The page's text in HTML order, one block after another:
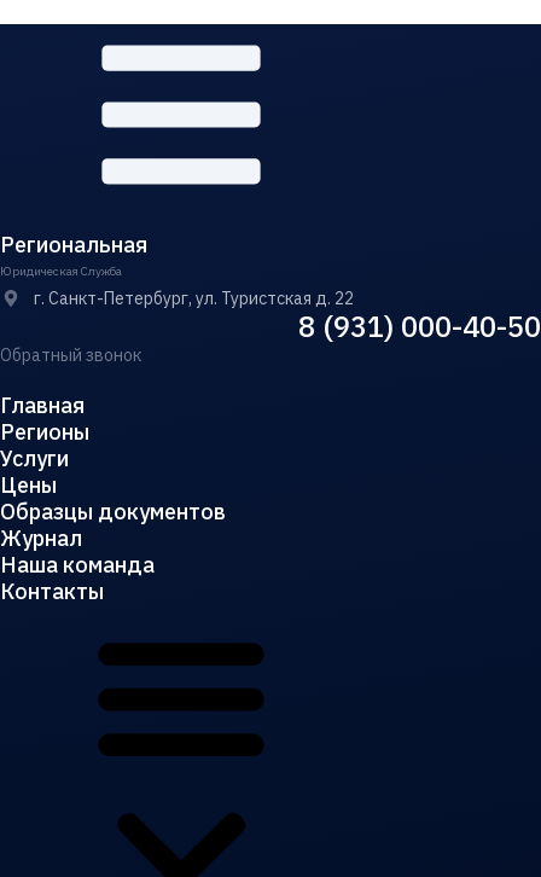
Региональная
Юридическая Служба
г. Санкт-Петербург, ул. Туристская д. 22
8 (931) 000-40-50
Обратный звонок
Главная
Регионы
Услуги
Цены
Образцы документов
Журнал
Наша команда
Контакты